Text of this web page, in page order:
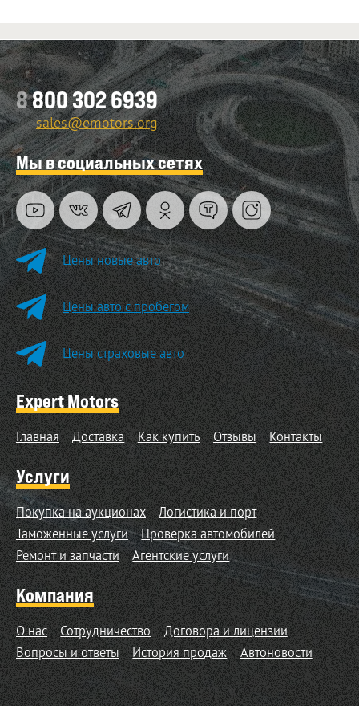
8800 302 6939
sales@emotors.org
Мы в социальных сетях
Цены новые авто
Цены авто с пробегом
Цены страховые авто
Expert Motors
Главная Доставка Как купить Отзывы Контакты
Услуги
Покупка на аукционах
Логистика и порт
Таможенные услуги
Проверка автомобилей
Ремонт и запчасти
Агентские услуги
Компания
О нас Сотрудничество
Договора и лицензии
Вопросы и ответы
История продаж Автоновости